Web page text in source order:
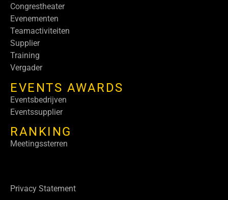
Congrestheater
Evenementen
Teamactiviteiten
Supplier
Training
Vergader
EVENTS AWARDS
Eventsbedrijven
Eventssupplier
RANKING
Meetingssterren
Privacy Statement